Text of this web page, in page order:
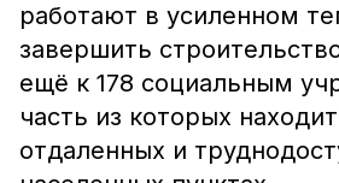
работают в усиленном
завершить
ещё к 178 социальным
часть из которых
отдаленных и